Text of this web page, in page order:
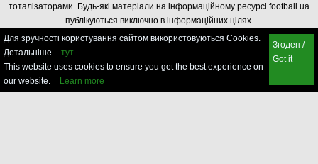
тоталізаторами. Будь-які матеріали на інформаційному ресурсі football.ua
публікуються виключно в інформаційних цілях.
Для зручності користування сайтом використовуються Cookies.
Детальніше
тут
This website uses cookies to ensure you get the best experience on
our website.
Learn more
Згоден /
Got it